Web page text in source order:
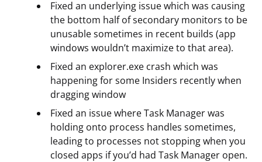
Fixed an underlying issue which was causing
the bottom half of secondary monitors to be
unusable sometimes in recent builds (app
windows wouldn’t maximize to that area).
Fixed an explorer.exe crash which was
happening for some Insiders recently when
dragging window
Fixed an issue where Task Manager was
holding onto process handles sometimes,
leading to processes not stopping when you
closed apps if you’d had Task Manager open.